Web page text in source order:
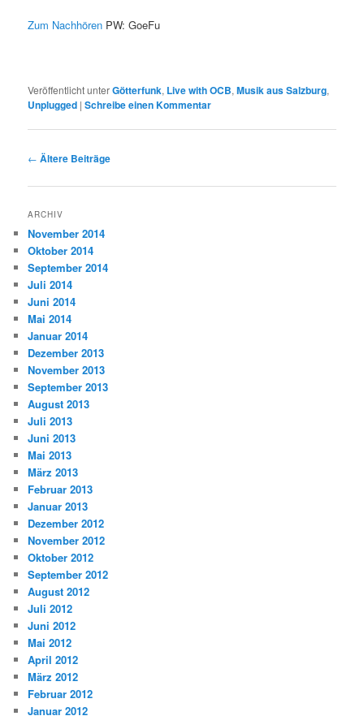
Zum Nachhören PW: GoeFu
Veröffentlicht unterGötterfunk, Live with OCB,Musik aus Salzburg,
Unplugged |Schreibe einen Kommentar
Beitragsnavigation
← Ältere Beiträge
ARCHIV
November 2014
Oktober 2014
September 2014
Juli 2014
Juni 2014
Mai 2014
Januar 2014
Dezember 2013
November 2013
September 2013
August 2013
Juli 2013
Juni 2013
Mai 2013
März 2013
Februar 2013
Januar 2013
Dezember 2012
November 2012
Oktober 2012
September 2012
August 2012
Juli 2012
Juni 2012
Mai 2012
April 2012
März 2012
Februar 2012
Januar 2012